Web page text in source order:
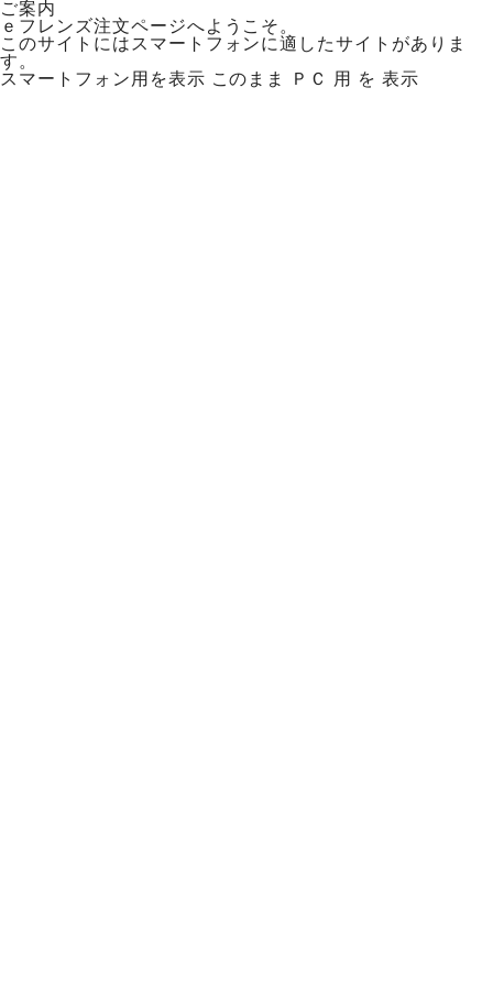
ご案内
ｅフレンズ注文ページへようこそ。
このサイトにはスマートフォンに適したサイトがありま
す。
スマートフォン用を表示 このまま ＰＣ 用 を 表示